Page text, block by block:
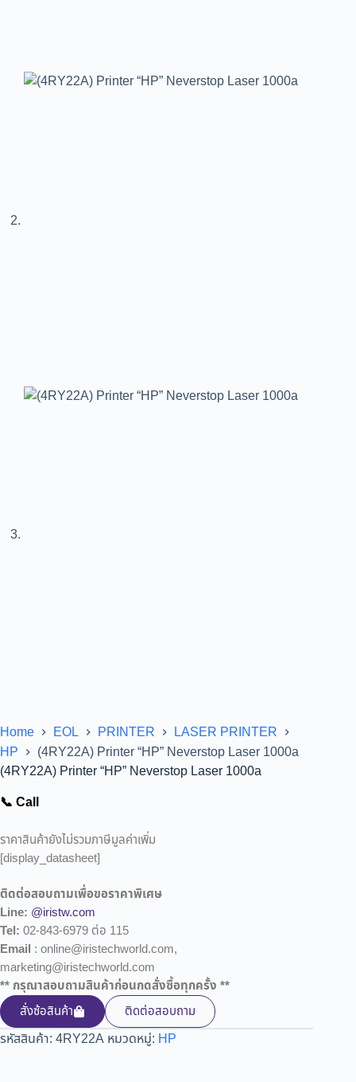
Home EOL PRINTER
LASER PRINTER
HP
(4RY22A) Printer “HP” Neverstop Laser 1000a
(4RY22A) Printer “HP” Neverstop Laser 1000a
📞 Call
ราคาสินค้ายังไม่รวมภาษีมูลค่าเพิ่ม
[display_datasheet]
ติดต่อสอบถามเพื่อขอราคาพิเศษ
Line: @iristw.com
Tel: 02-843-6979 ต่อ 115
Email : online@iristechworld.com,
marketing@iristechworld.com
** กรุณาสอบถามสินค้าก่อนกดสั่งซื้อทุกครั้ง **
สั่งซ้อสินค้า
ติดต่อสอบถาม
รหัสสินค้า: 4RY22A หมวดหมู่: HP